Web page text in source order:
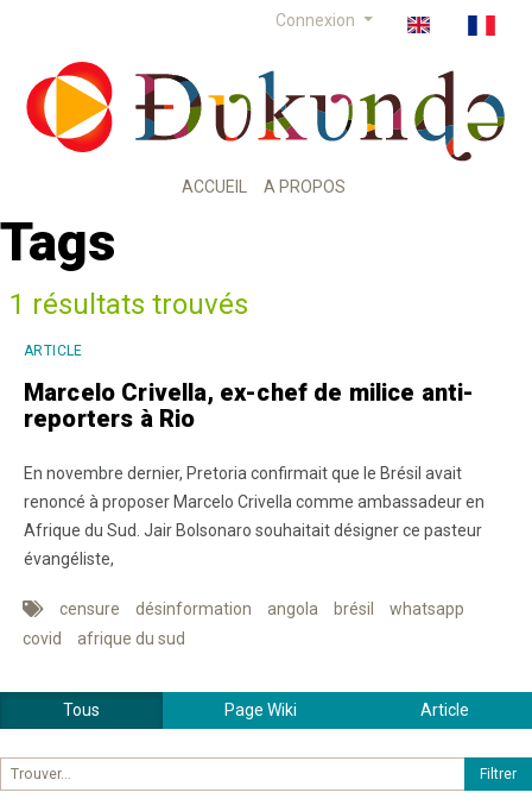
Connexion
ACCUEIL A PROPOS
Tags
1 résultats trouvés
ARTICLE
Marcelo Crivella, ex-chef de milice anti-
reporters à Rio
En novembre dernier, Pretoria confirmait que le Brésil avait
renoncé à proposer Marcelo Crivella comme ambassadeur en
Afrique du Sud. Jair Bolsonaro souhaitait désigner ce pasteur
évangéliste,
censure désinformation angola brésil
whatsapp
covid
afrique du sud
Tous Page Wiki Article